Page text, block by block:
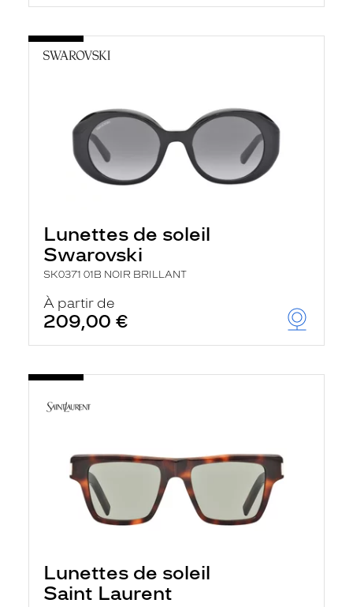
Lunettes de soleil
Swarovski
SK0371 01B NOIR BRILLANT
À partir de
209,00 €
Lunettes de soleil
Saint Laurent